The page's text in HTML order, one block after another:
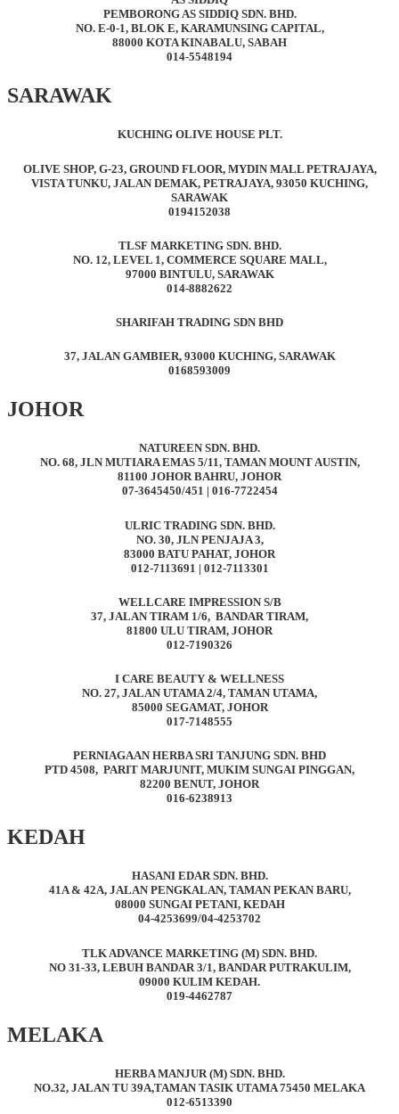
PEMBORONG AS SIDDIQ SDN. BHD.
NO. E-0-1, BLOK E, KARAMUNSING CAPITAL,
88000 KOTA KINABALU, SABAH
014-5548194
SARAWAK
KUCHING OLIVE HOUSE PLT.
OLIVE SHOP, G-23, GROUND FLOOR, MYDIN MALL PETRAJAYA,
VISTA TUNKU, JALAN DEMAK, PETRAJAYA, 93050 KUCHING,
SARAWAK
0194152038
TLSF MARKETING SDN. BHD.
NO. 12, LEVEL 1, COMMERCE SQUARE MALL,
97000 BINTULU, SARAWAK
014-8882622
SHARIFAH TRADING SDN BHD
37, JALAN GAMBIER, 93000 KUCHING, SARAWAK
0168593009
JOHOR
NATUREEN SDN. BHD.
NO. 68, JLN MUTIARA EMAS 5/11, TAMAN MOUNT AUSTIN,
81100 JOHOR BAHRU, JOHOR
07-3645450/451 | 016-7722454
ULRIC TRADING SDN. BHD.
NO. 30, JLN PENJAJA 3,
83000 BATU PAHAT, JOHOR
012-7113691 | 012-7113301
WELLCARE IMPRESSION S/B
37, JALAN TIRAM 1/6, BANDAR TIRAM,
81800 ULU TIRAM, JOHOR
012-7190326
I CARE BEAUTY & WELLNESS
NO. 27, JALAN UTAMA 2/4, TAMAN UTAMA,
85000 SEGAMAT, JOHOR
017-7148555
PERNIAGAAN HERBA SRI TANJUNG SDN. BHD
PTD 4508, PARIT MARJUNIT, MUKIM SUNGAI PINGGAN,
82200 BENUT, JOHOR
016-6238913
KEDAH
HASANI EDAR SDN. BHD.
41A & 42A, JALAN PENGKALAN, TAMAN PEKAN BARU,
08000 SUNGAI PETANI, KEDAH
04-4253699/04-4253702
TLK ADVANCE MARKETING (M) SDN. BHD.
NO 31-33, LEBUH BANDAR 3/1, BANDAR PUTRAKULIM,
09000 KULIM KEDAH.
019-4462787
MELAKA
HERBA MANJUR (M) SDN. BHD.
NO.32, JALAN TU 39A,TAMAN TASIK UTAMA 75450 MELAKA
012-6513390